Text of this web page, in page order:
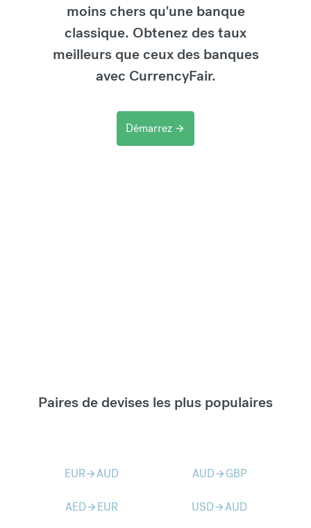
moins chers qu'une banque
classique. Obtenez des taux
meilleurs que ceux des banques
avec CurrencyFair.
Démarrez arrow_forward
Paires de devises les plus populaires
EURarrow_forwardAUD AUDarrow_forward GBP
AEDarrow_forward EUR USDarrow_forwardAUD